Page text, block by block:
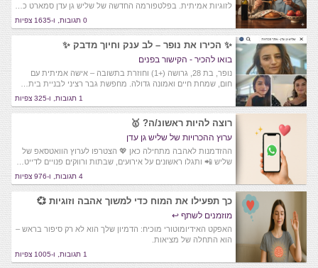
לזוגיות אמיתית. בפלטפורמה החדשה של שליש גן עדן סמארט כ…
0 תגובות, ו-1635 צפיות
✨ הכירו את נופר – לב ענק וחיוך מדבק ✨
בואו להכיר - הקישור בפנים
נופר, בת 28, גרושה (+1) וחוזרת בתשובה – אישה אמיתית עם
חום, שמחת חיים ואמונה גדולה. מחפשת גבר רציני לבניית בית…
1 תגובות, ו-325 צפיות
רוצה להיות ראשונ/ה? 🥇
ערוץ ההכרויות של שליש גן עדן
ההזדמנות לאהבה מתחילה כאן 💖 הצטרפו לערוץ הוואטסאפ של
שליש 📲 ותגלו ראשונים על אירועים, שבתות ורווקים פנויים לדייט…
4 תגובות, ו-976 צפיות
כך תפעילו את המוח כדי למשוך אהבה וזוגיות 💞
מוזמנים לשתף ↩️
האפקט האידיומוטורי מוכיח: הדמיון שלך הוא לא רק סיפור בראש –
הוא התחלה של מציאות.
1 תגובות, ו-1005 צפיות